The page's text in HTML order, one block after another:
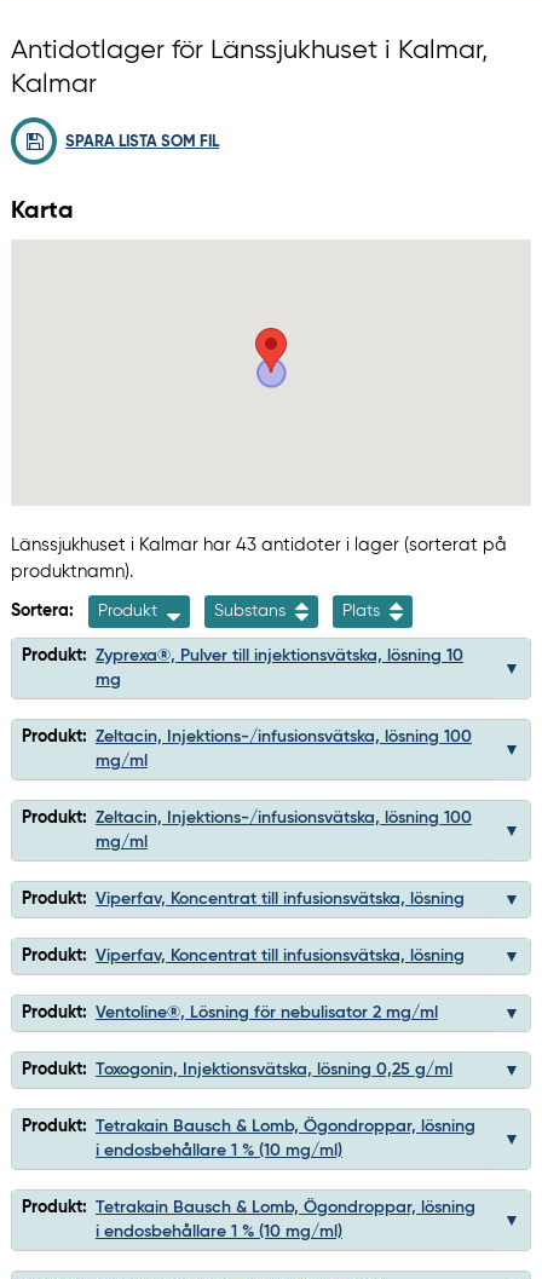
Antidotlager för Länssjukhuset i Kalmar,
Kalmar
SPARA LISTA SOM FIL
Karta
Länssjukhuset i Kalmar har 43 antidoter i lager (sorterat på
produktnamn).
Sortera: Produkt Substans Plats
Produkt: Zyprexa®, Pulver till injektionsvätska, lösning 10
mg
Produkt: Zeltacin, Injektions-/infusionsvätska, lösning 100
mg/ml
Produkt: Zeltacin, Injektions-/infusionsvätska, lösning 100
mg/ml
Produkt: Viperfav, Koncentrat till infusionsvätska, lösning
Produkt: Viperfav, Koncentrat till infusionsvätska, lösning
Produkt: Ventoline®, Lösning för nebulisator 2 mg/ml
Produkt: Toxogonin, Injektionsvätska, lösning 0,25 g/ml
Produkt: Tetrakain Bausch & Lomb, Ögondroppar, lösning
i endosbehållare 1 % (10 mg/ml)
Produkt: Tetrakain Bausch & Lomb, Ögondroppar, lösning
i endosbehållare 1 % (10 mg/ml)